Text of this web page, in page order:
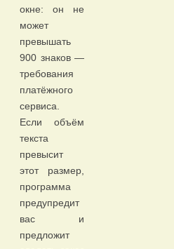
окне: он не
может
превышать
900 знаков —
требования
платёжного
сервиса.
Если объём
текста
превысит
этот размер,
программа
предупредит
вас и
предложит